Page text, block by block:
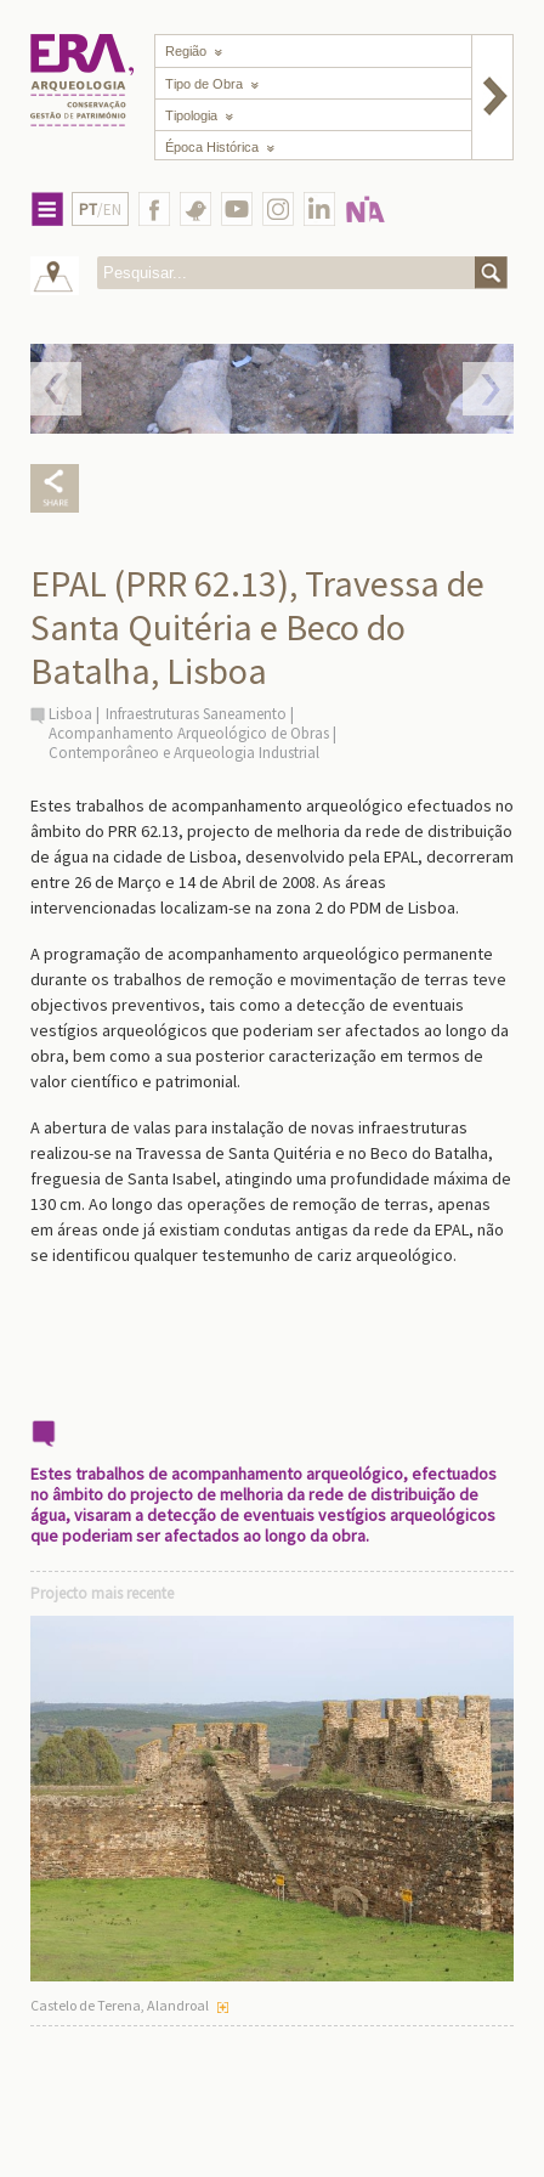
Região
Tipo de Obra
Tipologia
Época Histórica
PT/EN
EPAL (PRR 62.13), Travessa de
Santa Quitéria e Beco do
Batalha, Lisboa
Lisboa
Infraestruturas Saneamento
Acompanhamento Arqueológico de Obras
Contemporâneo e Arqueologia Industrial
Estes trabalhos de acompanhamento arqueológico efectuados no
âmbito do PRR 62.13, projecto de melhoria da rede de distribuição
de água na cidade de Lisboa, desenvolvido pela EPAL, decorreram
entre 26 de Março e 14 de Abril de 2008. As áreas
intervencionadas localizam-se na zona 2 do PDM de Lisboa.
A programação de acompanhamento arqueológico permanente
durante os trabalhos de remoção e movimentação de terras teve
objectivos preventivos, tais como a detecção de eventuais
vestígios arqueológicos que poderiam ser afectados ao longo da
obra, bem como a sua posterior caracterização em termos de
valor científico e patrimonial.
A abertura de valas para instalação de novas infraestruturas
realizou-se na Travessa de Santa Quitéria e no Beco do Batalha,
freguesia de Santa Isabel, atingindo uma profundidade máxima de
130 cm. Ao longo das operações de remoção de terras, apenas
em áreas onde já existiam condutas antigas da rede da EPAL, não
se identificou qualquer testemunho de cariz arqueológico.
Estes trabalhos de acompanhamento arqueológico, efectuados
no âmbito do projecto de melhoria da rede de distribuição de
água, visaram a detecção de eventuais vestígios arqueológicos
que poderiam ser afectados ao longo da obra.
Projecto mais recente
Castelo de Terena, Alandroal